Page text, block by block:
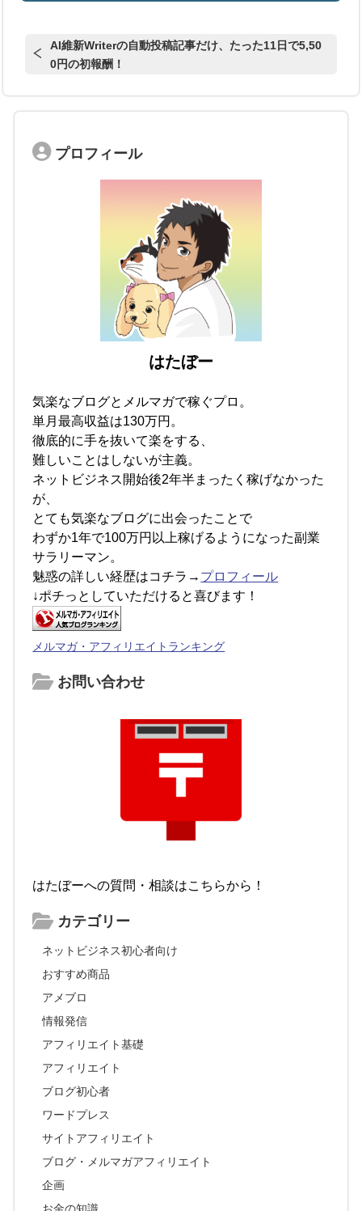
AI維新Writerの自動投稿記事だけ、たった11日で5,50
0円の初報酬！
プロフィール
はたぼー
気楽なブログとメルマガで稼ぐプロ。
単月最高収益は130万円。
徹底的に手を抜いて楽をする、
難しいことはしないが主義。
ネットビジネス開始後2年半まったく稼げなかった
が、
とても気楽なブログに出会ったことで
わずか1年で100万円以上稼げるようになった副業
サラリーマン。
魅惑の詳しい経歴はコチラ→ プロフィール
↓ポチっとしていただけると喜びます！
メルマガ・アフィリエイトランキング
お問い合わせ
はたぼーへの質問・相談はこちらから！
カテゴリー
ネットビジネス初心者向け
おすすめ商品
アメブロ
情報発信
アフィリエイト基礎
アフィリエイト
ブログ初心者
ワードプレス
サイトアフィリエイト
ブログ・メルマガアフィリエイト
企画